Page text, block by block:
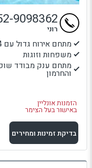
מתחם אירוח גדול עם 4 סוויטות
משפחות וזוגות
מתחם ענק מבודד
והחרמון
הזמנות אונליין
באישור בעל הצימר
9098362
רוני
בדיקת זמינות ומחירים
למתחם זה